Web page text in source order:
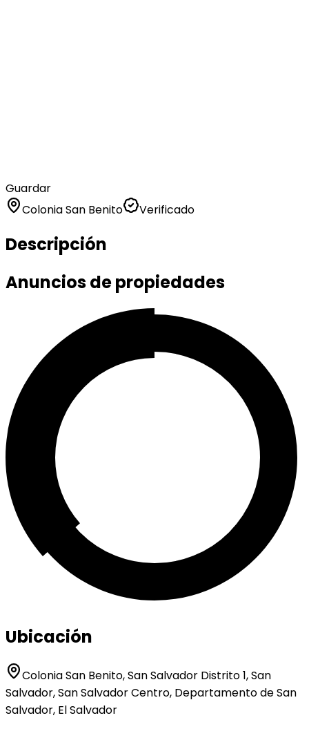
Guardar
Colonia San Benito
Verificado
Descripción
Anuncios de propiedades
Ubicación
Colonia San Benito, San Salvador Distrito 1, San
Salvador, San Salvador Centro, Departamento de San
Salvador, El Salvador